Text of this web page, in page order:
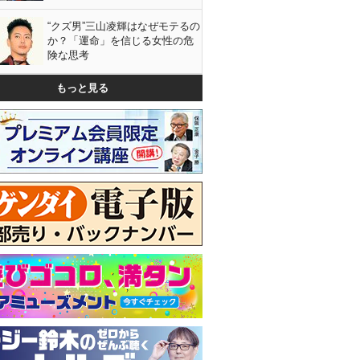
“クズ男”三山凌輝はなぜモテるの
か？「運命」を信じる女性の危
険な思考
もっと見る